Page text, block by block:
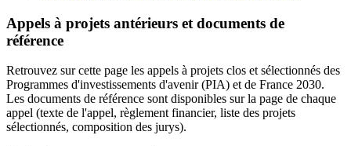
Appels à projets antérieurs et documents de
référence
Retrouvez sur cette page les appels à projets clos et sélectionnés des
Programmes d'investissements d'avenir (PIA) et de France 2030.
Les documents de référence sont disponibles sur la page de chaque
appel (texte de l'appel, règlement financier, liste des projets
sélectionnés, composition des jurys).